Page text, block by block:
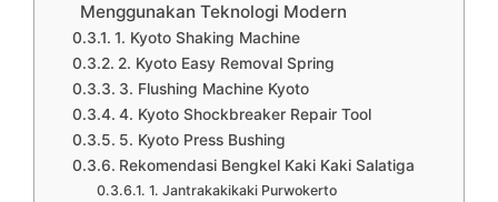
Menggunakan Teknologi Modern
1. Kyoto Shaking Machine
2. Kyoto Easy Removal Spring
3. Flushing Machine Kyoto
4. Kyoto Shockbreaker Repair Tool
5. Kyoto Press Bushing
Rekomendasi Bengkel Kaki Kaki Salatiga
1. Jantrakakikaki Purwokerto